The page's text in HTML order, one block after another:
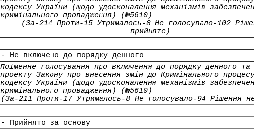
кодексу України (щодо удосконалення механізмів
кримінального провадження) (№5610)
(За-214 Проти-15 Утрималось-8 Не голосувало-102
прийняте)
- Не включено до порядку денного
Поіменне голосування про включення до порядку денного та
проекту Закону про внесення змін до Кримінального
кодексу України (щодо удосконалення механізмів
кримінального провадження) (№5610)
(За-211 Проти-17 Утрималось-8 Не голосувало-94 Рішення
- Прийнято за основу